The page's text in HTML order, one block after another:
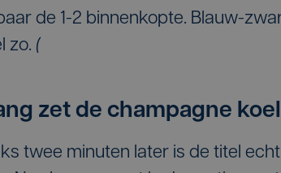
de 1-2 binnenkopte. Blauw-
zo. (
zet de champagne koel
twee minuten later is de titel